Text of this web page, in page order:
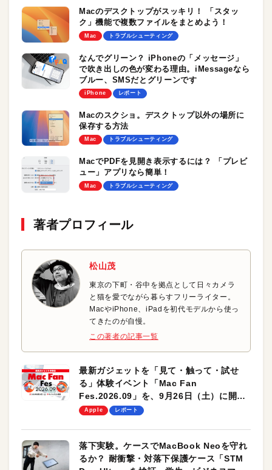
Macのデスクトップがスッキリ！ 「スタッ
ク」機能で複数ファイルをまとめよう！
Mac トラブルシューティング
なんでグリーン？ iPhoneの「メッセージ」
で吹き出しの色が変わる理由。iMessageなら
ブルー、SMSだとグリーンです
iPhone レポート
Macのスクショ。デスクトップ以外の場所に
保存する方法
Mac トラブルシューティング
MacでPDFを見開き表示するには？ 「プレビ
ュー」アプリなら簡単！
Mac トラブルシューティング
著者プロフィール
松山茂
東京の下町・谷中を拠点として日々カメラ
と猫を愛でながら暮らすフリーライター。
MacやiPhone、iPadを初代モデルから使っ
てきたのが自慢。
この著者の記事一覧
最新ガジェットを「見て・触って・試せ
る」体験イベント「Mac Fan
Fes.2026.09」を、9月26日（土）に開催
します！
Apple レポート
落下実験。ケースでMacBook Neoを守れ
るか？ 耐衝撃・対落下保護ケース「STM